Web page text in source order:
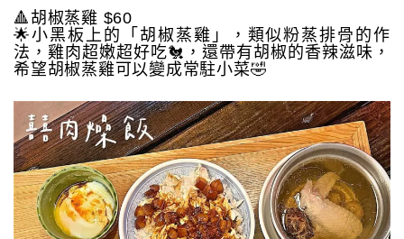
🔺胡椒蒸雞 $60
🌟小黑板上的「胡椒蒸雞」，類似粉蒸排骨的作
法，雞肉超嫩超好吃🐔，還帶有胡椒的香辣滋味，
希望胡椒蒸雞可以變成常駐小菜🤣